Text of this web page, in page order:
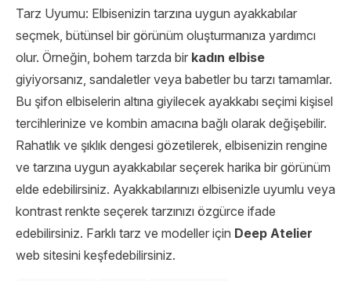
Tarz Uyumu: Elbisenizin tarzına uygun ayakkabılar
seçmek, bütünsel bir görünüm oluşturmanıza yardımcı
olur. Örneğin, bohem tarzda bir kadın elbise
giyiyorsanız, sandaletler veya babetler bu tarzı tamamlar.
Bu şifon elbiselerin altına giyilecek ayakkabı seçimi kişisel
tercihlerinize ve kombin amacına bağlı olarak değişebilir.
Rahatlık ve şıklık dengesi gözetilerek, elbisenizin rengine
ve tarzına uygun ayakkabılar seçerek harika bir görünüm
elde edebilirsiniz. Ayakkabılarınızı elbisenizle uyumlu veya
kontrast renkte seçerek tarzınızı özgürce ifade
edebilirsiniz. Farklı tarz ve modeller için Deep Atelier
web sitesini keşfedebilirsiniz.